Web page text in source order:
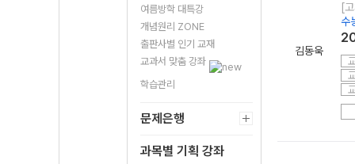
여름방학 대특강
개념원리 ZONE
출판사별 인기 교재
교과서 맞춤 강좌
학습관리
문제은행
과목별 기획 강좌
김동욱
[
수